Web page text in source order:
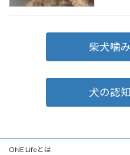
柴犬噛
犬の認
ONE Lifeとは